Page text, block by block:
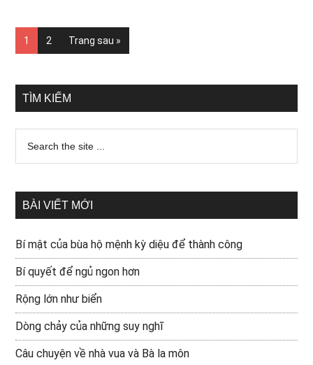
1 2 Trang sau »
TÌM KIẾM
BÀI VIẾT MỚI
Bí mật của bùa hộ mệnh kỳ diệu để thành công
Bí quyết để ngủ ngon hơn
Rộng lớn như biển
Dòng chảy của những suy nghĩ
Câu chuyện về nhà vua và Bà la môn